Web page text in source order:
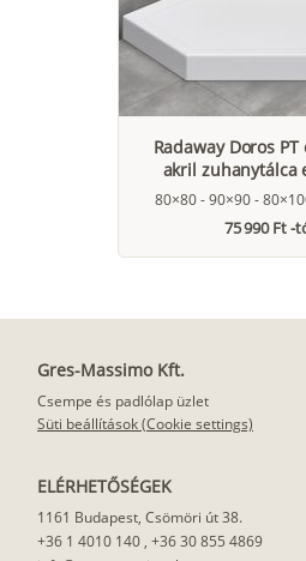
Radaway Doros
akril zuhanytálca
80×80 - 90×90 -
75 990 Ft -
Gres-Massimo Kft.
Csempe és padlólap üzlet
Süti beállítások (Cookie settings)
ELÉRHETŐSÉGEK
1161 Budapest, Csömöri út 38.
+36 1 4010 140, +36 30 855 4869